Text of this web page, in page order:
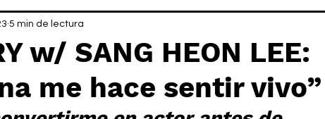
w/ SANG HEON LEE:
me hace sentir vivo”
5 min de lectura